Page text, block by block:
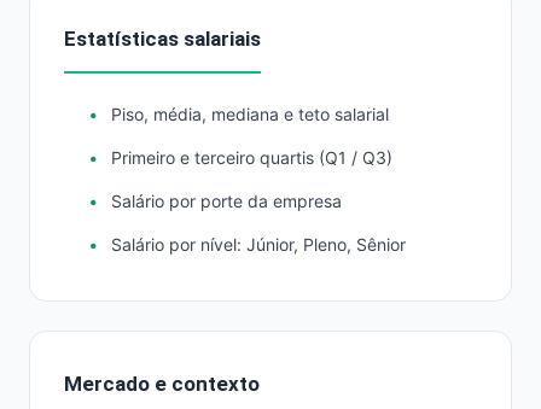
Estatísticas salariais
Piso, média, mediana e teto salarial
Primeiro e terceiro quartis (Q1 / Q3)
Salário por porte da empresa
Salário por nível: Júnior, Pleno, Sênior
Mercado e contexto